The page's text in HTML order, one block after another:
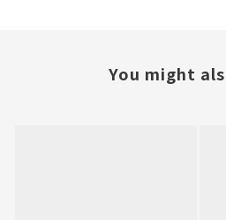
You might